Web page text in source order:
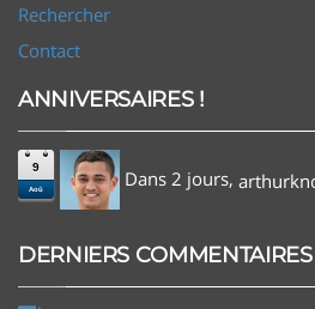
Rechercher
Contact
ANNIVERSAIRES !
9
Aoû Dans 2 jours,
DERNIERS